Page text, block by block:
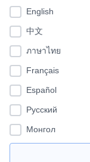
English
中文
ภาษาไทย
Français
Español
Pусский
Монгол